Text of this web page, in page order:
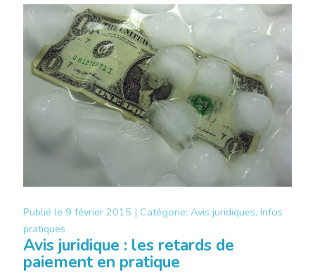
Publié le 9 février 2015 | Catégorie: Avis juridiques, Infos
pratiques
Avis juridique : les retards de
paiement en pratique